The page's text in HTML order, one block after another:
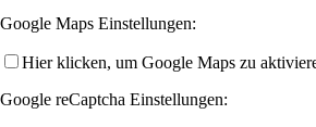
Google Maps Einstellungen:
Hier klicken, um Google Maps zu
Google reCaptcha Einstellungen: